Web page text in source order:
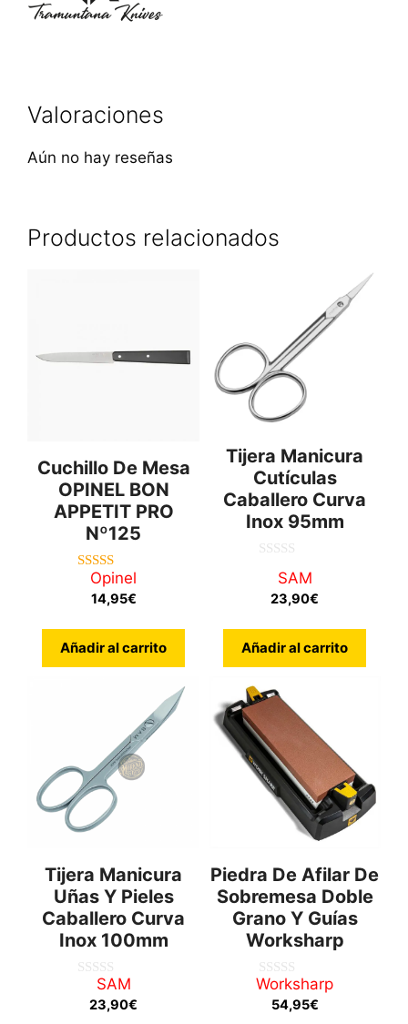
Valoraciones
Aún no hay reseñas
Productos relacionados
Cuchillo De Mesa
OPINEL BON
APPETIT PRO
Nº125
5.00
de 5
Opinel
14,95€
Añadir al carrito
Tijera Manicura
Cutículas
Caballero Curva
Inox 95mm
SAM
23,90€
Añadir al carrito
Tijera Manicura
Uñas Y Pieles
Caballero Curva
Inox 100mm
SAM
23,90€
Piedra De Afilar De
Sobremesa Doble
Grano Y Guías
Worksharp
0
Worksharp
54,95€